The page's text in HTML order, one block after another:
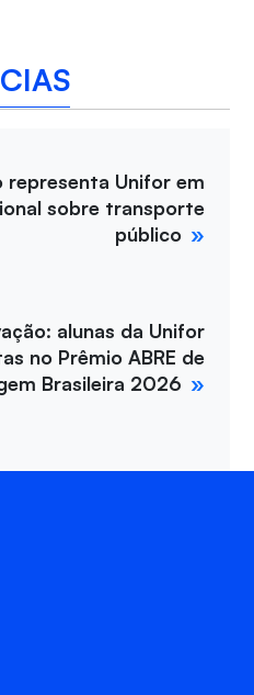
Unifor em
sobre transporte
público
alunas da Unifor
no Prêmio ABRE de
Brasileira 2026